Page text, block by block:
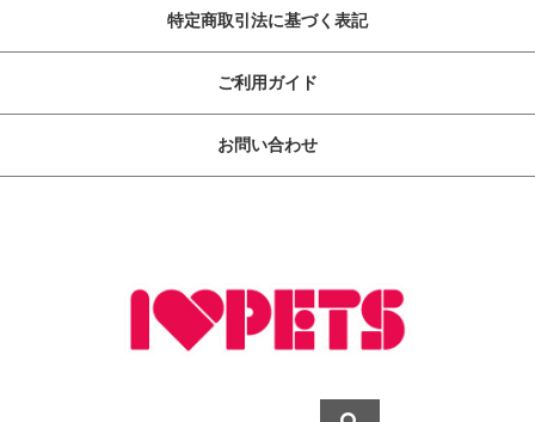
特定商取引法に基づく表記
ご利用ガイド
お問い合わせ